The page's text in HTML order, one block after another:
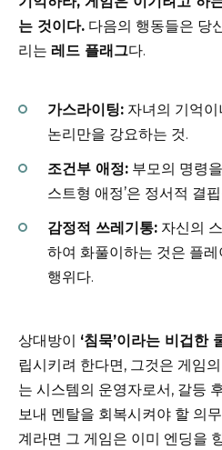
는 것이다. 다음의 행동들은 당
리는 레드 플래그다.
가스라이팅: 자녀의 기억
논리만을 강요하는 것.
조건부 애정: 부모의 명령
스트형 애정’은 정서적 결
감정적 쓰레기통: 자신의
하여 화풀이하는 것은 플
행위다.
상대방이 ‘침묵’이라는 비겁한
립시키려 한다면, 그것은 게임
는 시스템의 운영자로서, 갈등
보내 멘탈을 회복시켜야 할 의
계라면 그 게임은 이미 엔딩을